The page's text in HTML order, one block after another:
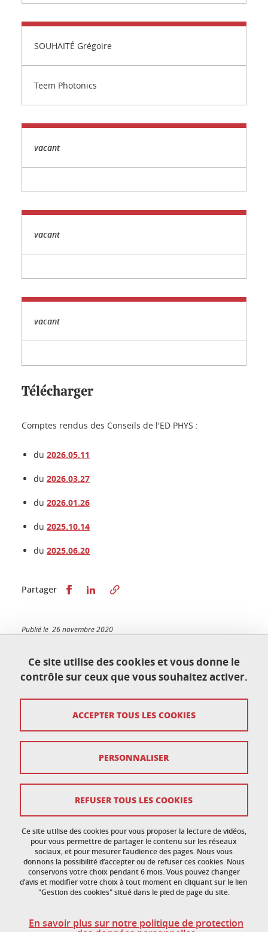
Ce site utilise des cookies et vous donne le
contrôle sur ceux que vous souhaitez activer.
Ce site utilise des cookies pour vous proposer la lecture de vidéos,
pour vous permettre de partager le contenu sur les réseaux
sociaux, et pour mesurer l’audience des pages. Nous vous
donnons la possibilité d’accepter ou de refuser ces cookies. Nous
conservons votre choix pendant 6 mois. Vous pouvez changer
d’avis et modifier votre choix à tout moment en cliquant sur le lien
"Gestion des cookies" situé dans le pied de page du site.
En savoir plus sur notre politique de protection
ACCEPTER TOUS LES COOKIES
REFUSER TOUS LES COOKIES
PERSONNALISER
SOUHAITÉ Grégoire
Teem Photonics
vacant
vacant
vacant
Télécharger
Comptes rendus des Conseils de l'ED PHYS :
du 2026.05.11
du 2026.03.27
du 2026.01.26
du 2025.10.14
du 2025.06.20
Partager Partager sur Facebook
Partager sur LinkedIn
Publié le 26 novembre 2020
Maison du doctorat Jean Kuntzmann
110 rue de la Chimie 38400 Saint-Martin-d'Hères
France
Données personnelles
Crédits
Politique des cookies
Gestion des cookies